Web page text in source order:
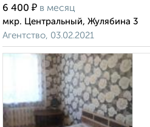
6 400 ₽ в месяц
мкр. Центральный, Жулябина 3
Агентство, 03.02.2021